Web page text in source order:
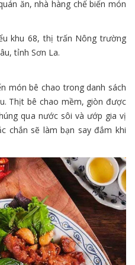
ăn, nhà hàng chế biến món
khu 68, thị trấn Nông trường
tỉnh Sơn La.
món bê chao trong danh sách
Thịt bê chao mềm, giòn được
qua nước sôi và ướp gia vị
chắn sẽ làm bạn say đắm khi